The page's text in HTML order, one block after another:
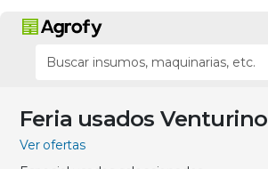
Feria usados Venturino
Ver ofertas